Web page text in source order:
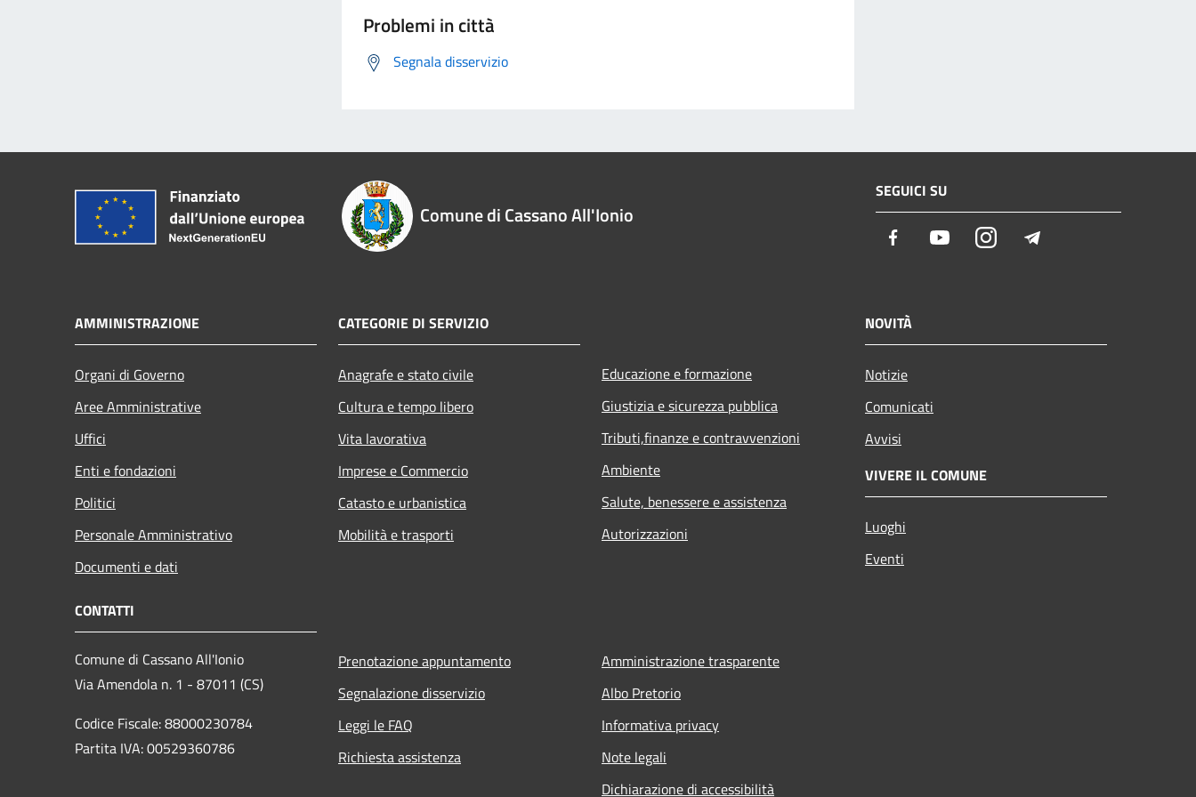
Problemi in città
Segnala disservizio
Comune di Cassano All'Ionio
SEGUICI SU
Facebook YoutubeInstagram
AMMINISTRAZIONE
Organi di Governo
Aree Amministrative
Uffici
Enti e fondazioni
Politici
Personale Amministrativo
Documenti e dati
CATEGORIE DI SERVIZIO
Anagrafe e stato civile
Cultura e tempo libero
Vita lavorativa
Imprese e Commercio
Catasto e urbanistica
Mobilità e trasporti
Educazione e formazione
Giustizia e sicurezza pubblica
Tributi,finanze e contravvenzioni
Ambiente
Salute, benessere e assistenza
Autorizzazioni
NOVITÀ
Notizie
Comunicati
Avvisi
VIVERE IL COMUNE
Luoghi
Eventi
CONTATTI
Comune di Cassano All'Ionio
Via Amendola n. 1 - 87011 (CS)
Codice Fiscale: 88000230784
Partita IVA: 00529360786
Prenotazione appuntamento
Segnalazione disservizio
Leggi le FAQ
Richiesta assistenza
Amministrazione trasparente
Albo Pretorio
Informativa privacy
Note legali
Dichiarazione di accessibilità